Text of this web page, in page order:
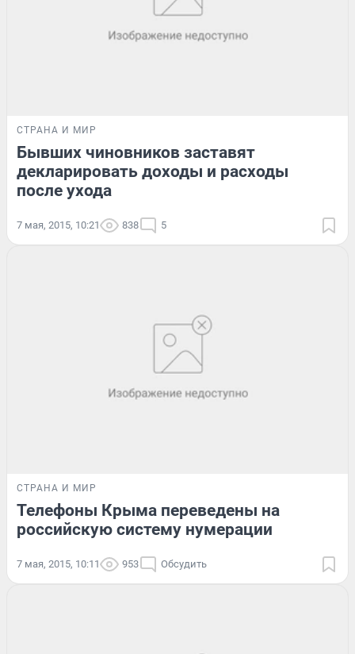
СТРАНА И МИР
Бывших чиновников заставят
декларировать доходы и расходы
после ухода
7 мая, 2015, 10:21 838 5
СТРАНА И МИР
Телефоны Крыма переведены на
российскую систему нумерации
7 мая, 2015, 10:11 953 Обсудить